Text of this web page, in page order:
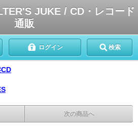
JUKE / CD・レコード
通販
ログイン 検索
次の商品へ